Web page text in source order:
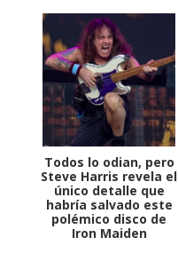
Todos lo odian, pero
Steve Harris revela el
único detalle que
habría salvado este
polémico disco de
Iron Maiden